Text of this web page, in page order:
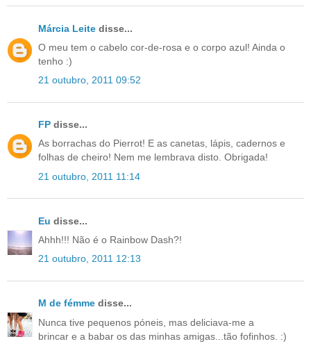
Márcia Leite disse...
O meu tem o cabelo cor-de-rosa e o corpo azul! Ainda o
tenho :)
21 outubro, 2011 09:52
FP disse...
As borrachas do Pierrot! E as canetas, lápis, cadernos e
folhas de cheiro! Nem me lembrava disto. Obrigada!
21 outubro, 2011 11:14
Eu disse...
Ahhh!!! Não é o Rainbow Dash?!
21 outubro, 2011 12:13
M de fémme disse...
Nunca tive pequenos póneis, mas deliciava-me a
brincar e a babar os das minhas amigas...tão fofinhos. :)